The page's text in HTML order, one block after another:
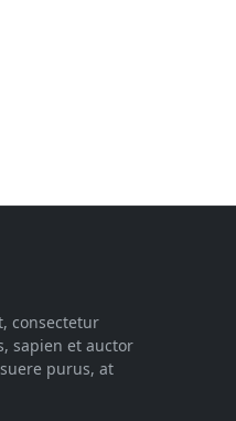
consectetur
sapien et auctor
purus, at